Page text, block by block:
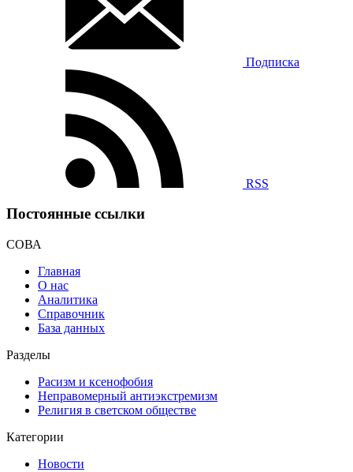
Подписка
RSS
Постоянные ссылки
СОВА
Главная
О нас
Аналитика
Справочник
База данных
Разделы
Расизм и ксенофобия
Неправомерный антиэкстремизм
Религия в светском обществе
Категории
Новости